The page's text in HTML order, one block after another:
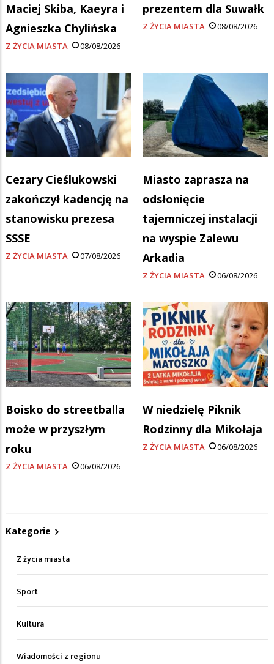
Maciej Skiba, Kaeyra i
Agnieszka Chylińska
Z ŻYCIA MIASTA 08/08/2026
prezentem dla Suwałk
Z ŻYCIA MIASTA 08/08/2026
Cezary Cieślukowski
zakończył kadencję na
stanowisku prezesa
SSSE
Z ŻYCIA MIASTA 07/08/2026
Miasto zaprasza na
odsłonięcie
tajemniczej instalacji
na wyspie Zalewu
Arkadia
Z ŻYCIA MIASTA 06/08/2026
Boisko do streetballa
może w przyszłym
roku
Z ŻYCIA MIASTA 06/08/2026
W niedzielę Piknik
Rodzinny dla Mikołaja
Z ŻYCIA MIASTA 06/08/2026
Kategorie
Z życia miasta
Sport
Kultura
Wiadomości z regionu